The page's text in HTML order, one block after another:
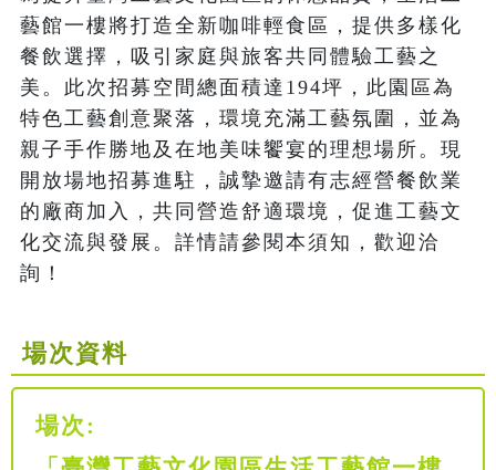
藝館一樓將打造全新咖啡輕食區，提供多樣化
餐飲選擇，吸引家庭與旅客共同體驗工藝之
美。此次招募空間總面積達194坪，此園區為
特色工藝創意聚落，環境充滿工藝氛圍，並為
親子手作勝地及在地美味饗宴的理想場所。現
開放場地招募進駐，誠摯邀請有志經營餐飲業
的廠商加入，共同營造舒適環境，促進工藝文
化交流與發展。詳情請參閱本須知，歡迎洽
詢！
場次資料
場次: